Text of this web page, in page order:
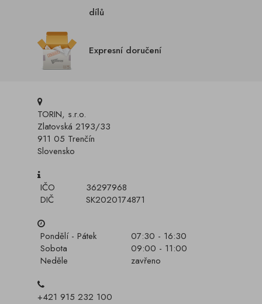
dílů
Expresní doručení
TORIN, s.r.o.
Zlatovská 2193/33
911 05 Trenčín
Slovensko
IČO
36297968
DIČ
SK2020174871
Pondělí - Pátek
07:30 - 16:30
Sobota
09:00 - 11:00
Neděle
zavřeno
+421 915 232 100